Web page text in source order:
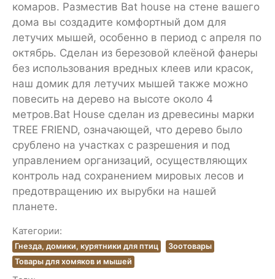
комаров. Разместив Bat house на стене вашего
дома вы создадите комфортный дом для
летучих мышей, особенно в период с апреля по
октябрь. Сделан из березовой клеёной фанеры
без использования вредных клеев или красок,
наш домик для летучих мышей также можно
повесить на дерево на высоте около 4
метров.Bat House сделан из древесины марки
TREE FRIEND, означающей, что дерево было
срублено на участках с разрешения и под
управлением организаций, осуществляющих
контроль над сохранением мировых лесов и
предотвращению их вырубки на нашей
планете.
Категории:
Гнезда, домики, курятники для птиц
Зоотовары
Товары для хомяков и мышей